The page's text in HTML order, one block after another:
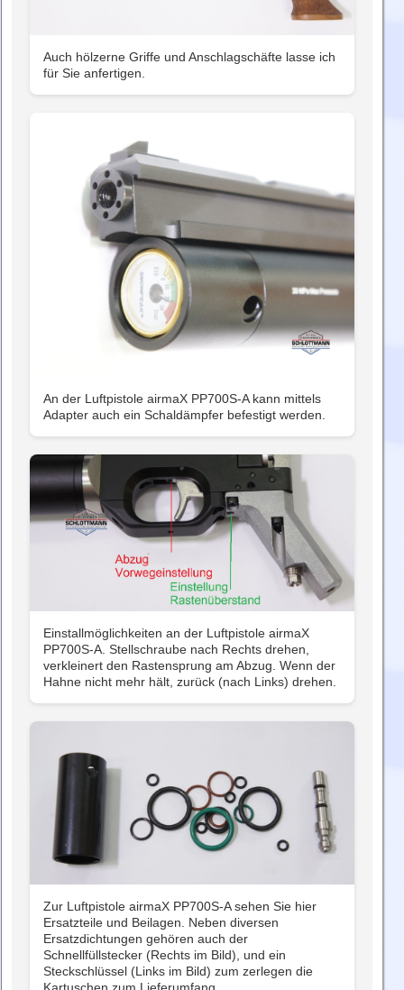
Auch hölzerne Griffe und Anschlagschäfte lasse ich
für Sie anfertigen.
An der Luftpistole airmaX PP700S-A kann mittels
Adapter auch ein Schaldämpfer befestigt werden.
Einstallmöglichkeiten an der Luftpistole airmaX
PP700S-A. Stellschraube nach Rechts drehen,
verkleinert den Rastensprung am Abzug. Wenn der
Hahne nicht mehr hält, zurück (nach Links) drehen.
Zur Luftpistole airmaX PP700S-A sehen Sie hier
Ersatzteile und Beilagen. Neben diversen
Ersatzdichtungen gehören auch der
Schnellfüllstecker (Rechts im Bild), und ein
Steckschlüssel (Links im Bild) zum zerlegen die